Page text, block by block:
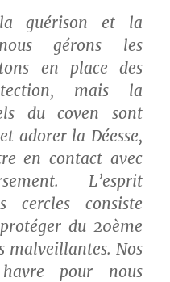
guérison et la
gérons les
en place des
mais la
du coven sont
adorer la Déesse,
en contact avec
L’esprit
cercles consiste
du 20ème
malveillantes. Nos
pour nous